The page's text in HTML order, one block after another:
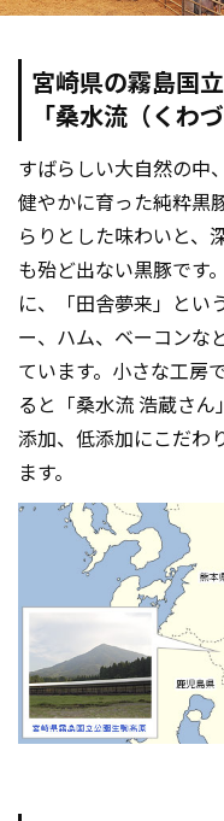
宮崎県の霧島国
「桑水流（くわ
すばらしい大自然の中
健やかに育った純粋黒
らりとした味わいと、
も殆ど出ない黒豚です
に、「田舎夢来」とい
ー、ハム、ベーコンな
ています。小さな工房
ると「桑水流 浩蔵さ
添加、低添加にこだわ
ます。